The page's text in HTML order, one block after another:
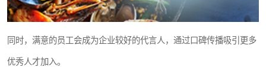
同时，满意的员工会成为企业较好的代言人，通过口碑传播吸引更多
优秀人才加入。